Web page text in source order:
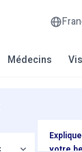
Médecins